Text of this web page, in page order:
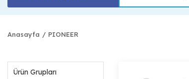
Anasayfa PIONEER
Ürün Grupları